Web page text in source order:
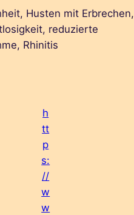
Husten mit Erbrechen,
reduzierte
Rhinitis
h
tt
p
s:
//
w
w